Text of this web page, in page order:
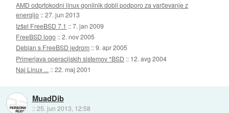
AMD odprtokodni linux gonilnik dobil podporo za varčevanje z
energijo ::27. jun 2013
Izšel FreeBSD 7.1 ::7. jan 2009
FreeBSD logo ::2. nov 2005
Debian s FreeBSD jedrom ::9. apr 2005
Primerjava operacijskih sistemov *BSD :: 12. avg 2004
Naj Linux ... ::22. maj 2001
MuadDib
::25. jun 2013, 12:58